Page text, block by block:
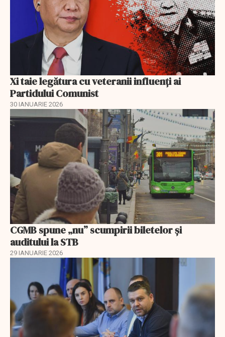
Xi taie legătura cu veteranii influenți ai
Partidului Comunist
30 IANUARIE 2026
CGMB spune „nu” scumpirii biletelor și
auditului la STB
29 IANUARIE 2026